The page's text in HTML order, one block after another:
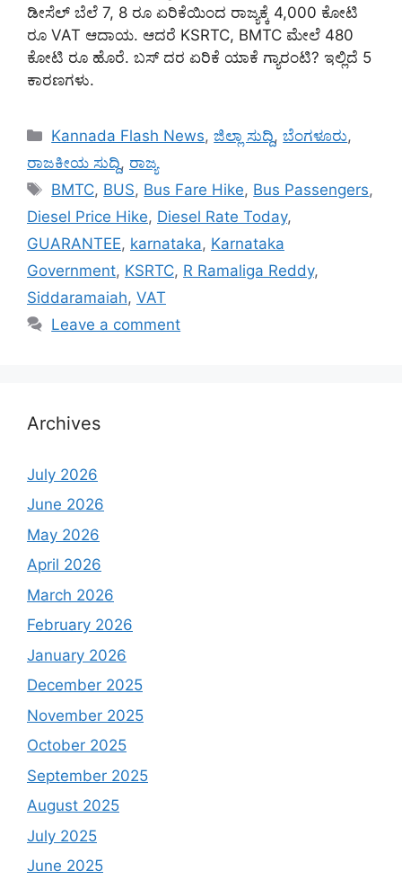
ಡೀಸೆಲ್ ಬೆಲೆ 7, 8 ರೂ ಏರಿಕೆಯಿಂದ ರಾಜ್ಯಕ್ಕೆ 4,000 ಕೋಟಿ
ರೂ VAT ಆದಾಯ. ಆದರೆ KSRTC, BMTC ಮೇಲೆ 480
ಕೋಟಿ ರೂ ಹೊರೆ. ಬಸ್ ದರ ಏರಿಕೆ ಯಾಕೆ ಗ್ಯಾರಂಟಿ? ಇಲ್ಲಿದೆ 5
ಕಾರಣಗಳು.
Categories
Kannada Flash News,ಜಿಲ್ಲಾ ಸುದ್ದಿ,ಬೆಂಗಳೂರು,
ರಾಜಕೀಯ ಸುದ್ದಿ, ರಾಜ್ಯ
Tags
BMTC, BUS, Bus Fare Hike, Bus Passengers,
Diesel Price Hike, Diesel Rate Today,
GUARANTEE, karnataka, Karnataka
Government, KSRTC, R Ramaliga Reddy,
Siddaramaiah, VAT
Leave a comment
Archives
July 2026
June 2026
May 2026
April 2026
March 2026
February 2026
January 2026
December 2025
November 2025
October 2025
September 2025
August 2025
July 2025
June 2025